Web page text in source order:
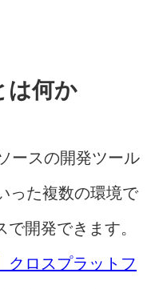
は何か
ースの開発ツール
った複数の環境で
開発できます。
クロスプラットフ